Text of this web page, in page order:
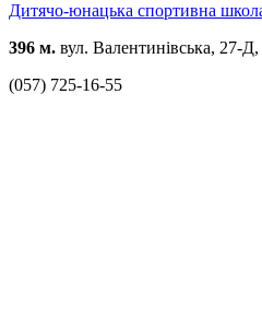
Дитячо-юнацька спортивна
396 м. вул. Валентинівська, 27-Д,
(057) 725-16-55